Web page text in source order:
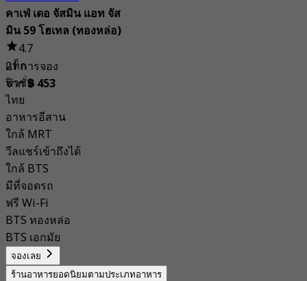
คาเฟ่ เดอ จัสมิน แอท จัส
มิน 59 โฮเทล (ทองหล่อ)
4.7
21 การจอง
จาก฿ 453
แท็ก
ฟิวชั่น
ไทย
อาหารอีสาน
ใกล้ MRT
วีลแชร์เข้าถึงได้
ใกล้ BTS
มีที่จอดรถ
ฟรี Wi-Fi
BTS ทองหล่อ
BTS เอกมัย
จองเลย
ร้านอาหารยอดนิยมตามประเภทอาหาร